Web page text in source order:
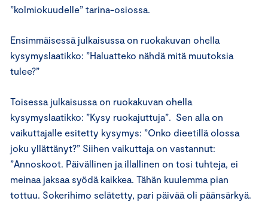
”kolmiokuudelle” tarina-osiossa.
Ensimmäisessä julkaisussa on ruokakuvan ohella
kysymyslaatikko: ”Haluatteko nähdä mitä muutoksia
tulee?”
Toisessa julkaisussa on ruokakuvan ohella
kysymyslaatikko: ”Kysy ruokajuttuja”. Sen alla on
vaikuttajalle esitetty kysymys: ”Onko dieetillä olossa
joku yllättänyt?” Siihen vaikuttaja on vastannut:
”Annoskoot. Päivällinen ja illallinen on tosi tuhteja, ei
meinaa jaksaa syödä kaikkea. Tähän kuulemma pian
tottuu. Sokerihimo selätetty, pari päivää oli päänsärkyä.